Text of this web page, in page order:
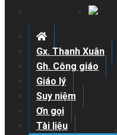
Gx. Thanh Xuân
Gh. Công giáo
Giáo lý
Suy niệm
Ơn gọi
Tài liệu